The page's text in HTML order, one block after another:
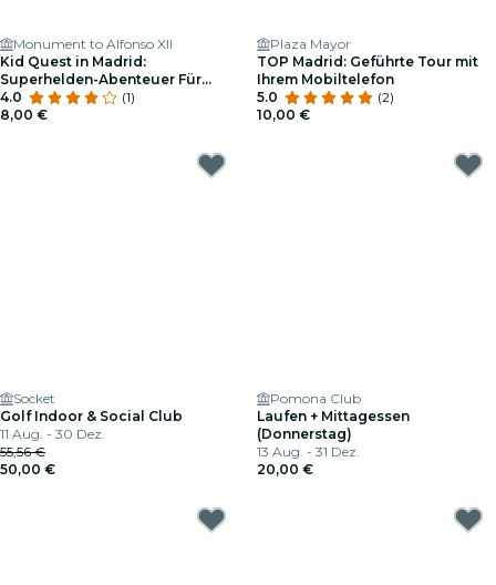
Monument to Alfonso XII
Kid Quest in Madrid:
Superhelden-Abenteuer Für
Kinder (4 Bis 8 Jahre Alt)
4.0
(1)
8,00 €
Plaza Mayor
TOP Madrid: Geführte Tour mit
Ihrem Mobiltelefon
5.0
(2)
10,00 €
Socket
Golf Indoor & Social Club
11 Aug. - 30 Dez.
55,56 €
50,00 €
Pomona Club
Laufen + Mittagessen
(Donnerstag)
13 Aug. - 31 Dez.
20,00 €